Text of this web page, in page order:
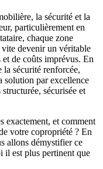
la sécurité et la
particulièrement en
chaque zone
devenir un véritable
et de coûts imprévus. En
la sécurité renforcée,
solution par excellence
sécurisée et
exactement, et comment
votre copropriété ? En
allons démystifier ce
il est plus pertinent que